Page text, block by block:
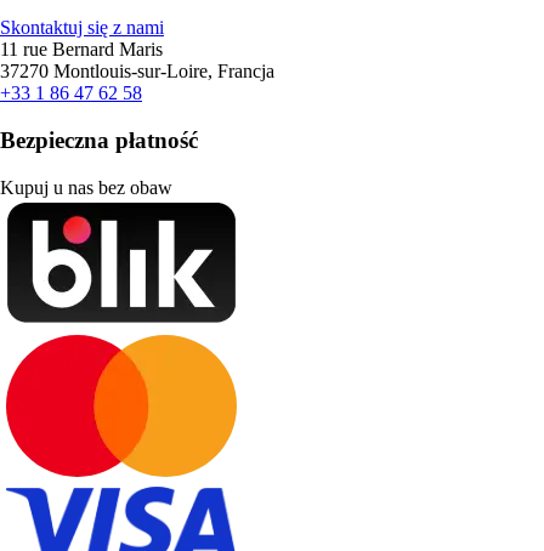
Skontaktuj się z nami
11 rue Bernard Maris
37270 Montlouis-sur-Loire, Francja
+33 1 86 47 62 58
Bezpieczna płatność
Kupuj u nas bez obaw